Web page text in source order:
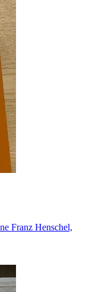
Franz Henschel,